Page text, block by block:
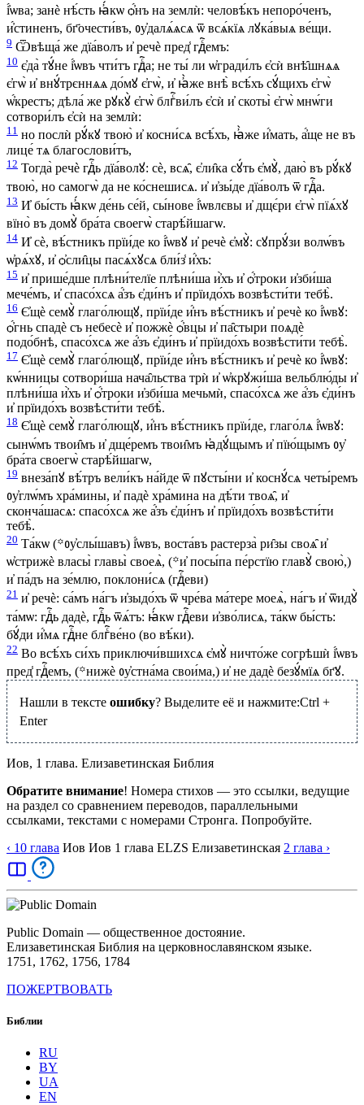
і҆́ѡва; занѐ нѣ́сть ꙗ҆́кѡ ѻ҆́нъ на землѝ: человѣ́къ непоро́ченъ,
и҆́стиненъ, бг҃очести́въ, ᲂу҆далѧ́ѧсѧ ѿ всѧ́кїѧ лꙋка́выѧ ве́щи.
9 Ѿвѣща́ же дїа́волъ и҆ речѐ пред̾ гдⷭ҇емъ:
10 є҆да̀ тꙋ́не і҆́ѡвъ чти́тъ гдⷭ҇а; не ты́ ли ѡ҆гради́лъ є҆сѝ внѣ̑шнѧѧ
є҆гѡ̀ и҆ внꙋ́трєннѧѧ до́мꙋ є҆гѡ̀, и҆ ꙗ҆̀же внѣ̀ всѣ́хъ сꙋ́щихъ є҆гѡ̀
ѡ҆́крестъ; дѣла́ же рꙋкꙋ̀ є҆гѡ̀ блгⷭ҇ви́лъ є҆сѝ и҆ скоты̀ є҆гѡ̀ мнѡ́ги
сотвори́лъ є҆сѝ на землѝ:
11 но послѝ рꙋ́кꙋ твою̀ и҆ косни́сѧ всѣ́хъ, ꙗ҆̀же и҆́мать, а҆́ще не въ
лице́ тѧ благослови́тъ,
12 Тогда̀ речѐ гдⷭ҇ь дїа́волꙋ: сѐ, всѧ̑, є҆ли̑ка сꙋ́ть є҆мꙋ̀, даю̀ въ рꙋ́кꙋ
твою̀, но самогѡ̀ да не ко́снешисѧ. и҆ и҆зы́де дїа́волъ ѿ гдⷭ҇а.
13 И҆ бы́сть ꙗ҆́кѡ де́нь се́й, сы́нове і҆́ѡвлєвы и҆ дщє́ри є҆гѡ̀ пїѧ́хꙋ
вїно̀ въ домꙋ̀ бра́та своегѡ̀ старѣ́йшагѡ.
14 И҆ сѐ, вѣ́стникъ прїи́де ко і҆́ѡвꙋ и҆ речѐ є҆мꙋ̀: сꙋпрꙋ́зи волѡ́въ
ѡ҆рѧ́хꙋ, и҆ ѻ҆сли̑цы пасѧ́хꙋсѧ бли́з̾ и҆́хъ:
15 и҆ прише́дше плѣни́телїе плѣни́ша и҆̀хъ и҆ ѻ҆́троки и҆зби́ша
мече́мъ, и҆ спасо́хсѧ а҆́зъ є҆ди́нъ и҆ прїидо́хъ возвѣсти́ти тебѣ̀.
16 Є҆щѐ семꙋ̀ глаго́лющꙋ, прїи́де и҆́нъ вѣ́стникъ и҆ речѐ ко і҆́ѡвꙋ:
ѻ҆́гнь спадѐ съ небесѐ и҆ пожжѐ ѻ҆́вцы и҆ па̑стыри поѧдѐ
подо́бнѣ, спасо́хсѧ же а҆́зъ є҆ди́нъ и҆ прїидо́хъ возвѣсти́ти тебѣ̀.
17 Є҆щѐ семꙋ̀ глаго́лющꙋ, прїи́де и҆́нъ вѣ́стникъ и҆ речѐ ко і҆́ѡвꙋ:
кѡ́нницы сотвори́ша нача̑льства трѝ и҆ ѡ҆крꙋжи́ша вельблю́ды и҆
плѣни́ша и҆̀хъ и҆ ѻ҆́троки и҆зби́ша мечьмѝ, спасо́хсѧ же а҆́зъ є҆ди́нъ
и҆ прїидо́хъ возвѣсти́ти тебѣ̀.
18 Є҆щѐ семꙋ̀ глаго́лющꙋ, и҆́нъ вѣ́стникъ прїи́де, глаго́лѧ і҆́ѡвꙋ:
сынѡ́мъ твои̑мъ и҆ дще́ремъ твои̑мъ ꙗ҆дꙋ́щымъ и҆ пїю́щымъ ᲂу҆
бра́та своегѡ̀ старѣ́йшагѡ,
19 внеза́пꙋ вѣ́тръ вели́къ на́йде ѿ пꙋсты́ни и҆ коснꙋ́сѧ четы́ремъ
ᲂу҆глѡ́мъ хра́мины, и҆ падѐ хра́мина на дѣ́ти твоѧ̑, и҆
сконча́шасѧ: спасо́хсѧ же а҆́зъ є҆ди́нъ и҆ прїидо́хъ возвѣсти́ти
тебѣ̀.
20 Та́кѡ (꙳ᲂу҆слы́шавъ) і҆́ѡвъ, воста́въ растерза̀ ри̑зы своѧ̑ и҆
ѡ҆стрижѐ власы̀ главы̀ своеѧ̀, (꙳и҆ посы́па пе́рстїю главꙋ̀ свою̀,)
и҆ па́дъ на зе́млю, поклони́сѧ (гдⷭ҇еви)
21 и҆ речѐ: са́мъ на́гъ и҆зыдо́хъ ѿ чре́ва ма́тере моеѧ̀, на́гъ и҆ ѿидꙋ̀
та́мѡ: гдⷭ҇ь дадѐ, гдⷭ҇ь ѿѧ́тъ: ꙗ҆́кѡ гдⷭ҇еви и҆зво́лисѧ, та́кѡ бы́сть:
бꙋ́ди и҆́мѧ гдⷭ҇не блгⷭ҇ве́но (во вѣ́ки).
22 Во всѣ́хъ си́хъ приключи́вшихсѧ є҆мꙋ̀ ничто́же согрѣшѝ і҆́ѡвъ
пред̾ гдⷭ҇емъ, (꙳нижѐ ᲂу҆стна́ма свои́ма,) и҆ не дадѐ безꙋ́мїѧ бг҃ꙋ.
Нашли в тексте ошибку? Выделите её и нажмите:Ctrl +
Enter
Иов, 1 глава. Елизаветинская Библия
Обратите внимание! Номера стихов — это ссылки, ведущие
на раздел со сравнением переводов, параллельными
ссылками, текстами с номерами Стронга. Попробуйте.
‹ 10 глава Иов Иов 1 глава ELZS Елизаветинская 2 глава ›
Public Domain — общественное достояние.
Елизаветинская Библия на церковнославянском языке.
1751, 1762, 1756, 1784
ПОЖЕРТВОВАТЬ
Библии
RU
BY
UA
EN